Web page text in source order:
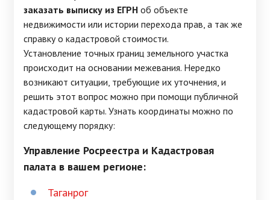
заказать выписку из ЕГРН об объекте
недвижимости или истории перехода прав, а так же
справку о кадастровой стоимости.
Установление точных границ земельного участка
происходит на основании межевания. Нередко
возникают ситуации, требующие их уточнения, и
решить этот вопрос можно при помощи публичной
кадастровой карты. Узнать координаты можно по
следующему порядку:
Управление Росреестра и Кадастровая
палата в вашем регионе:
Таганрог